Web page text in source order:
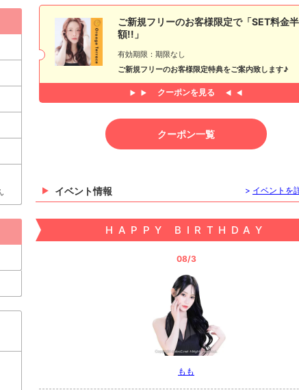
ご新規フリーのお客様限定で「SET料金半
額!!」
有効期限：期限なし
ご新規フリーのお客様限定特典をご案内致します♪
クーポンを見る
クーポン一覧
イベント情報 > イベントを
HAPPY BIRTHDAY
08/3
もも